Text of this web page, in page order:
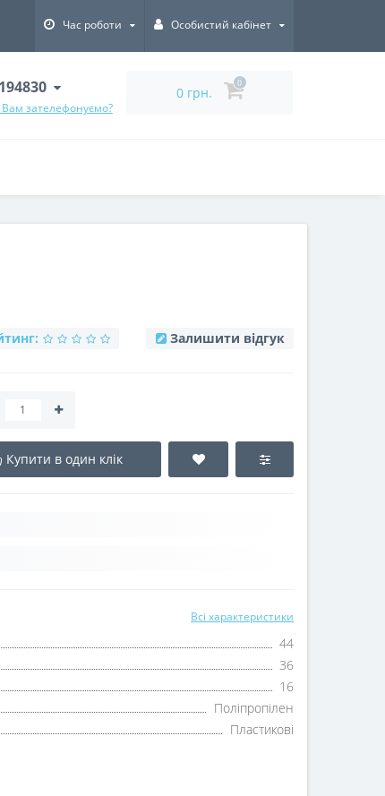
Час роботи Особистий кабінет
зателефонуємо?
0 грн.
0
Залишити відгук
Купити в один клік
Всі характеристики
44
36
16
Поліпропілен
Пластикові